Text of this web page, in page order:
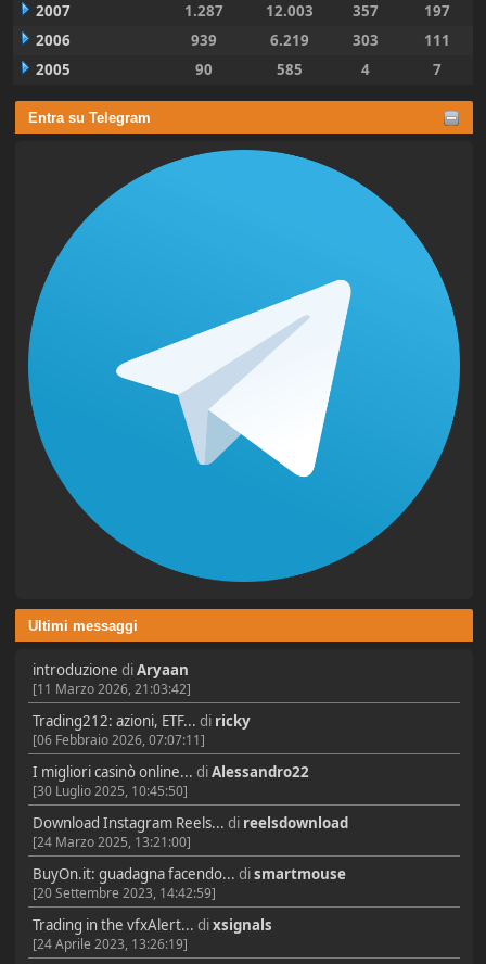
Entra su Telegram
Ultimi messaggi
introduzione diAryaan
[11 Marzo 2026, 21:03:42]
Trading212: azioni, ETF... di ricky
[06 Febbraio 2026, 07:07:11]
I migliori casinò online... diAlessandro22
[30 Luglio 2025, 10:45:50]
Download Instagram Reels... di reelsdownload
[24 Marzo 2025, 13:21:00]
BuyOn.it: guadagna facendo... dismartmouse
[20 Settembre 2023, 14:42:59]
Trading in the vfxAlert... dixsignals
[24 Aprile 2023, 13:26:19]
2007 1.287 12.003 357
197
2006
939 6.219 303
111
2005
90 585 4 7